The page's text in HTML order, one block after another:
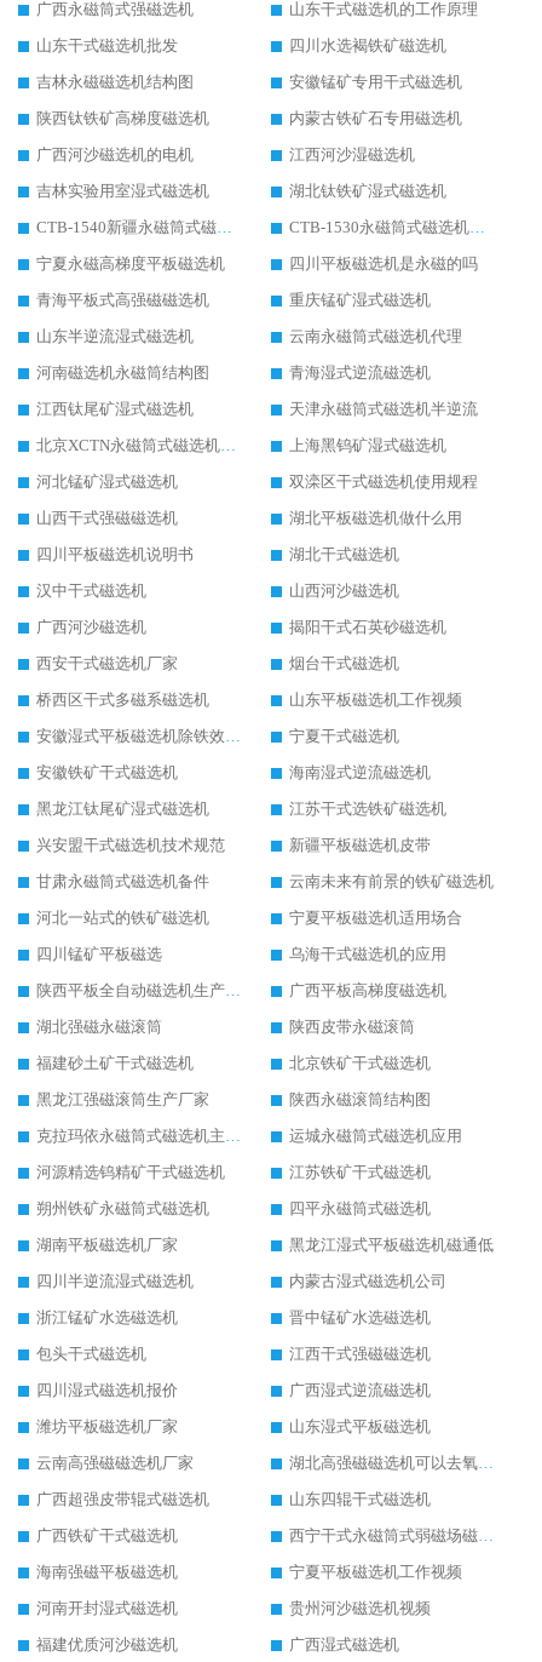
广西永磁筒式强磁选机
山东干式磁选机的工作原理
山东干式磁选机批发
四川水选褐铁矿磁选机
吉林永磁磁选机结构图
安徽锰矿专用干式磁选机
陕西钛铁矿高梯度磁选机
内蒙古铁矿石专用磁选机
广西河沙磁选机的电机
江西河沙湿磁选机
吉林实验用室湿式磁选机
湖北钛铁矿湿式磁选机
CTB-1540新疆永磁筒式磁选机
CTB-1530永磁筒式磁选机代理商
宁夏永磁高梯度平板磁选机
四川平板磁选机是永磁的吗
青海平板式高强磁磁选机
重庆锰矿湿式磁选机
山东半逆流湿式磁选机
云南永磁筒式磁选机代理
河南磁选机永磁筒结构图
青海湿式逆流磁选机
江西钛尾矿湿式磁选机
天津永磁筒式磁选机半逆流
北京XCTN永磁筒式磁选机磁块位置
上海黑钨矿湿式磁选机
河北锰矿湿式磁选机
双滦区干式磁选机使用规程
山西干式强磁磁选机
湖北平板磁选机做什么用
四川平板磁选机说明书
湖北干式磁选机
汉中干式磁选机
山西河沙磁选机
广西河沙磁选机
揭阳干式石英砂磁选机
西安干式磁选机厂家
烟台干式磁选机
桥西区干式多磁系磁选机
山东平板磁选机工作视频
安徽湿式平板磁选机除铁效果怎么样
宁夏干式磁选机
安徽铁矿干式磁选机
海南湿式逆流磁选机
黑龙江钛尾矿湿式磁选机
江苏干式选铁矿磁选机
兴安盟干式磁选机技术规范
新疆平板磁选机皮带
甘肃永磁筒式磁选机备件
云南未来有前景的铁矿磁选机
河北一站式的铁矿磁选机
宁夏平板磁选机适用场合
四川锰矿平板磁选
乌海干式磁选机的应用
陕西平板全自动磁选机生产厂家
广西平板高梯度磁选机
湖北强磁永磁滚筒
陕西皮带永磁滚筒
福建砂土矿干式磁选机
北京铁矿干式磁选机
黑龙江强磁滚筒生产厂家
陕西永磁滚筒结构图
克拉玛依永磁筒式磁选机主要技术参数
运城永磁筒式磁选机应用
河源精选钨精矿干式磁选机
江苏铁矿干式磁选机
朔州铁矿永磁筒式磁选机
四平永磁筒式磁选机
湖南平板磁选机厂家
黑龙江湿式平板磁选机磁通低
四川半逆流湿式磁选机
内蒙古湿式磁选机公司
浙江锰矿水选磁选机
晋中锰矿水选磁选机
包头干式磁选机
江西干式强磁磁选机
四川湿式磁选机报价
广西湿式逆流磁选机
潍坊平板磁选机厂家
山东湿式平板磁选机
云南高强磁磁选机厂家
湖北高强磁磁选机可以去氧化铝
广西超强皮带辊式磁选机
山东四辊干式磁选机
广西铁矿干式磁选机
西宁干式永磁筒式弱磁场磁选机结构图
海南强磁平板磁选机
宁夏平板磁选机工作视频
河南开封湿式磁选机
贵州河沙磁选机视频
福建优质河沙磁选机
广西湿式磁选机